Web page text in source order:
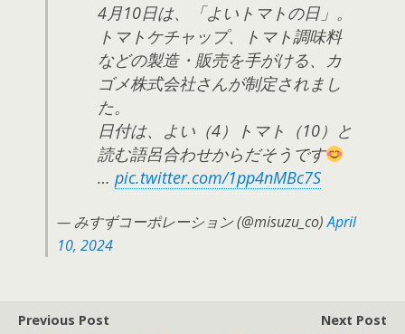
4月10日は、「よいトマトの日」。
トマトケチャップ、トマト調味料
などの製造・販売を手がける、カ
ゴメ株式会社さんが制定されまし
た。
日付は、よい（4）トマト（10）と
読む語呂合わせからだそうです
… pic.twitter.com/1pp4nMBc7S
— みすずコーポレーション (@misuzu_co)April
10, 2024
Previous Post
Next Post